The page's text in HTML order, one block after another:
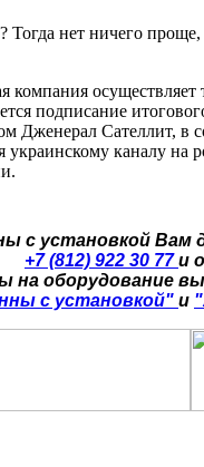
нет ничего
компания
подписание
Дженерал Сателлит, в
каналу на
с установкой
+7 (812) 922 30 77 и
на оборудование
с установкой" и